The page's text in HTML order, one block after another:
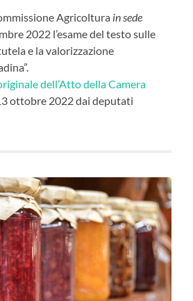
Agricoltura in sede
2022 l’esame del testo sulle
e la valorizzazione
dell’Atto della Camera
ottobre 2022 dai deputati